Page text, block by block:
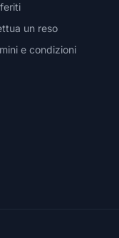
un reso
e condizioni